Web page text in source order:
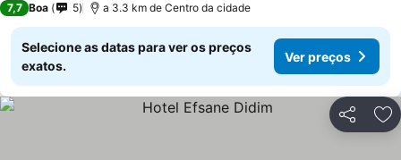
7,7 Boa 5 a 3.3 km de Centro da cidade
Selecione as datas para ver os preços
exatos.
Ver preços
Partilhar